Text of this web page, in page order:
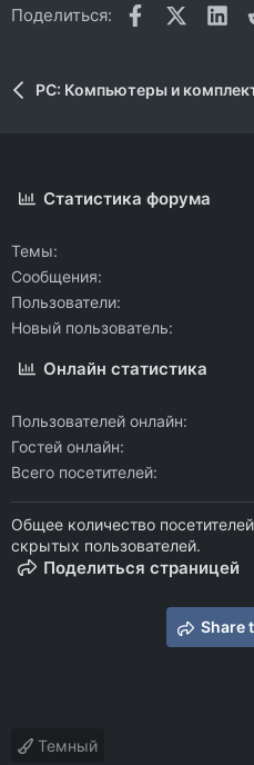
Поделиться: Facebook
X
PC: Компьютеры и
Статистика форума
Темы
Сообщения
Пользователи
Новый пользователь
Онлайн статистика
Пользователей онлайн
Гостей онлайн
Всего посетителей
Общее количество
скрытых пользователей.
Поделиться страницей
Share
Темный